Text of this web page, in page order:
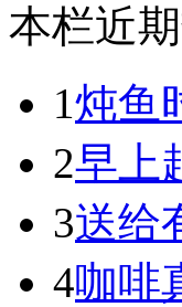
本栏近
1炖鱼
2早上
3送给
4咖啡